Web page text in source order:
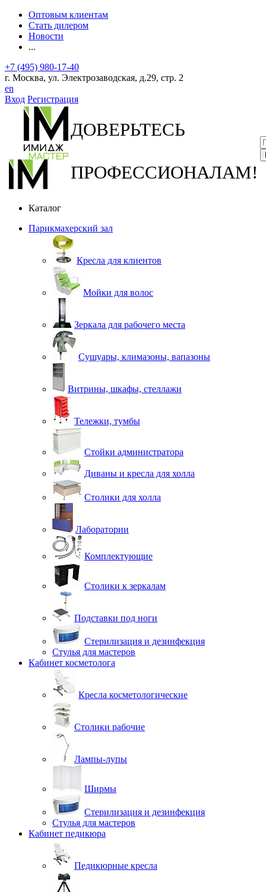
Оптовым клиентам
Стать дилером
Новости
...
+7 (495) 980-17-40
г. Москва, ул. Электрозаводская, д.29, стр. 2
en
Вход Регистрация
ДОВЕРЬТЕСЬ
ПРОФЕССИОНАЛАМ!
Каталог
Парикмахерский зал
Кресла для клиентов
Мойки для волос
Зеркала для рабочего места
Сушуары, климазоны, вапазоны
Витрины, шкафы, стеллажи
Тележки, тумбы
Стойки администратора
Диваны и кресла для холла
Столики для холла
Лаборатории
Комплектующие
Столики к зеркалам
Подставки под ноги
Стерилизация и дезинфекция
Стулья для мастеров
Кабинет косметолога
Кресла косметологические
Столики рабочие
Лампы-лупы
Ширмы
Стерилизация и дезинфекция
Стулья для мастеров
Кабинет педикюра
Педикюрные кресла